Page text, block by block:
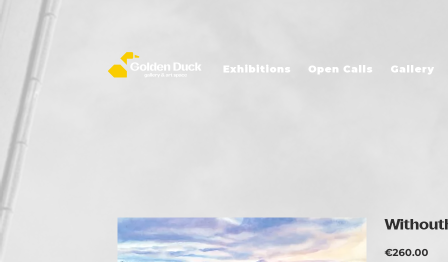
Exhibitions Open Calls Gallery
€260.00